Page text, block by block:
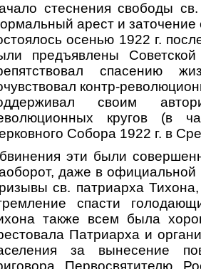
стеснения свободы
арест и заточение
осенью 1922 г.
предъявлены
спасению
контр-
своим
кругов (в
Собора 1922 г. в
эти были
даже в
св. патриарха
спасти
также всем была
Патриарха и
за вынесение
Первосвятителю